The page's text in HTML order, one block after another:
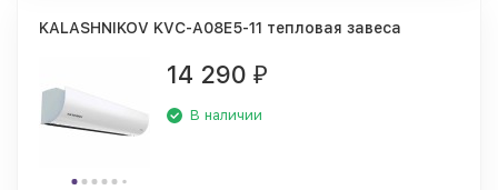
KALASHNIKOV KVC-A08E5-11 тепловая завеса
14 290 ₽
В наличии